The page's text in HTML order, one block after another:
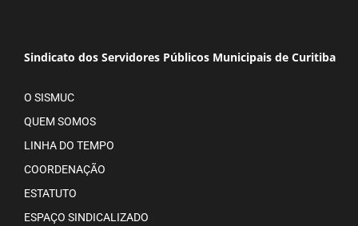
Sindicato dos Servidores Públicos Municipais de Curitiba
O SISMUC
QUEM SOMOS
LINHA DO TEMPO
COORDENAÇÃO
ESTATUTO
ESPAÇO SINDICALIZADO